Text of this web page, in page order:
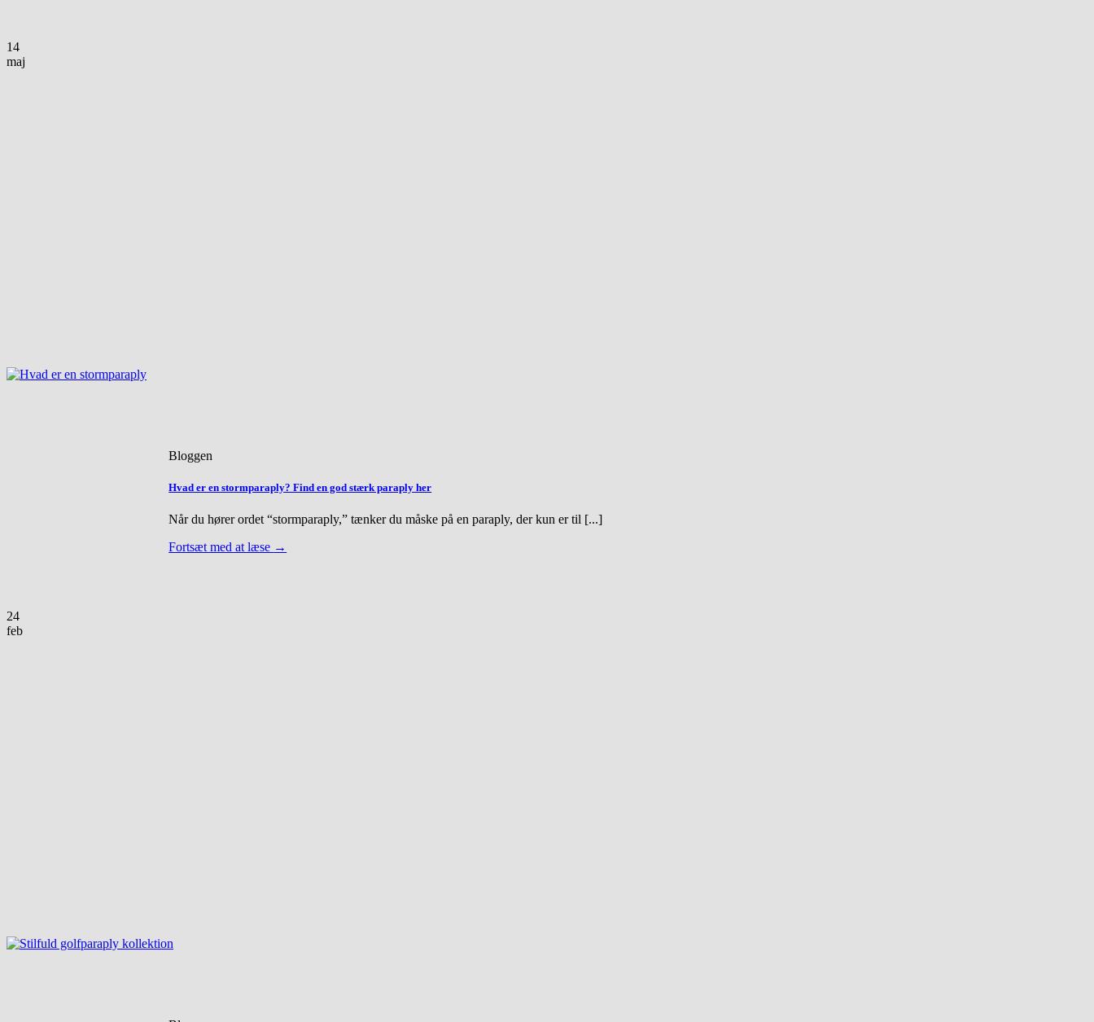
14
maj
Bloggen
Hvad er en stormparaply? Find en god stærk paraply her
Når du hører ordet “stormparaply,” tænker du måske på en paraply, der kun er til [...]
Fortsæt med at læse →
24
feb